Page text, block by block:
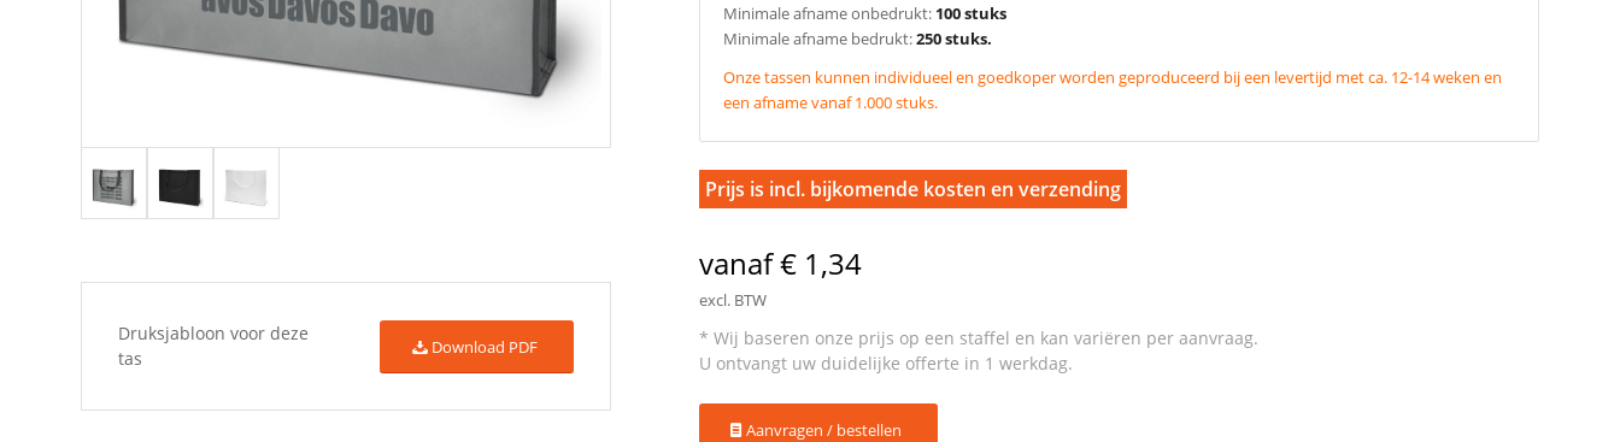
Druksjabloon voor deze
tas
Download PDF
Minimale afname onbedrukt: 100 stuks
Minimale afname bedrukt:250 stuks.
Onze tassen kunnen individueel en goedkoper worden geproduceerd bij een levertijd met ca. 12-14 weken en
een afname vanaf 1.000 stuks.
Prijs is incl. bijkomende kosten en verzending
vanaf € 1,34
excl. BTW
Aanvragen / bestellen